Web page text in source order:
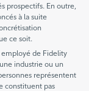
prospectifs. En outre,
à la suite
ce soit.
employé de Fidelity
industrie ou un
représentent
constituent pas